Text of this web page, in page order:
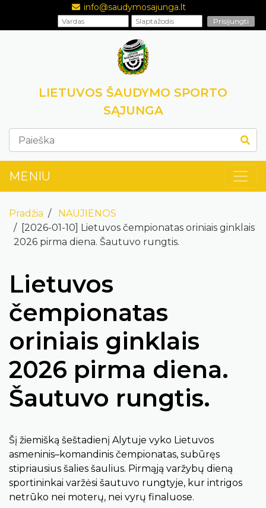
info@saudymosajunga.lt
LIETUVOS ŠAUDYMO SPORTO
SĄJUNGA
MENIU
Pradžia
NAUJIENOS
[2026-01-10] Lietuvos čempionatas oriniais ginklais
2026 pirma diena. Šautuvo rungtis.
Lietuvos
čempionatas
oriniais ginklais
2026 pirma diena.
Šautuvo rungtis.
Šį žiemišką šeštadienį Alytuje vyko Lietuvos
asmeninis–komandinis čempionatas, subūręs
stipriausius šalies šaulius. Pirmąją varžybų dieną
sportininkai varžėsi šautuvo rungtyje, kur intrigos
netrūko nei moterų, nei vyrų finaluose.